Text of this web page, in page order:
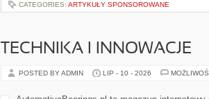
CATEGORIES: ARTYKUŁY SPONSOROWANE
TECHNIKA I INNOWACJE
POSTED BY ADMIN LIP - 10 - 2026